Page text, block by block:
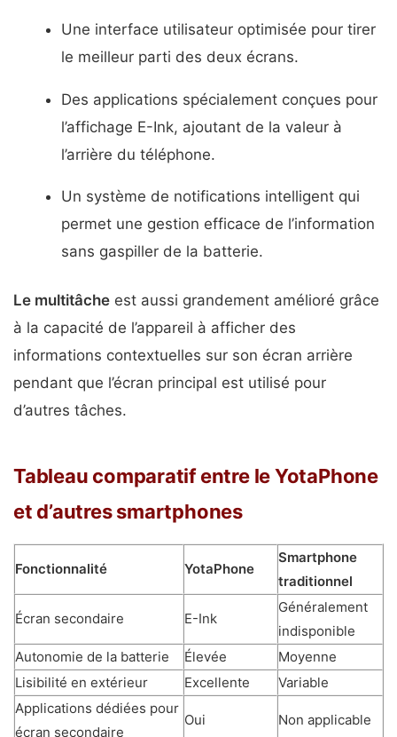
Une interface utilisateur optimisée pour tirer
le meilleur parti des deux écrans.
Des applications spécialement conçues pour
l’affichage E-Ink, ajoutant de la valeur à
l’arrière du téléphone.
Un système de notifications intelligent qui
permet une gestion efficace de l’information
sans gaspiller de la batterie.
Le multitâche est aussi grandement amélioré grâce
à la capacité de l’appareil à afficher des
informations contextuelles sur son écran arrière
pendant que l’écran principal est utilisé pour
d’autres tâches.
Tableau comparatif entre le YotaPhone
et d’autres smartphones
Fonctionnalité YotaPhone
Smartphone
traditionnel
Écran secondaire E-Ink
Généralement
indisponible
Autonomie de la batterie
Élevée
Moyenne
Lisibilité en extérieur
Excellente
Variable
Applications dédiées pour
écran secondaire
Oui Non applicable